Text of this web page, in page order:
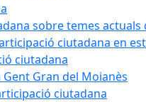
sobre temes
ciutadana en
ciutadana
Gent Gran del Moianès
ciutadana